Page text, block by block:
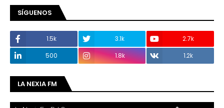
SÍGUENOS
1.5k 3.1k
2.7k
500
1.8k 1.2k
LA NEXIA FM